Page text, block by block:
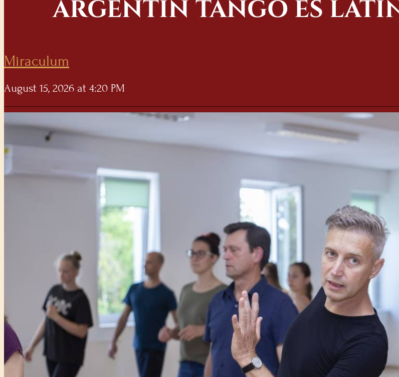
ARGENTIN TANGÓ ÉS
Miraculum
August 15, 2026 at 4:20 PM